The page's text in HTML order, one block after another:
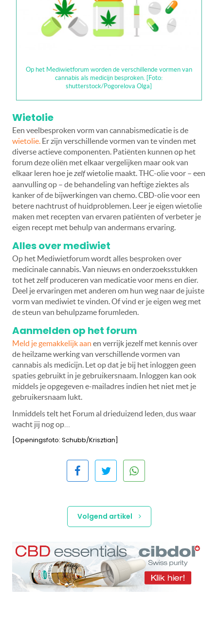
Op het Mediwietforum worden de verschillende vormen van
cannabis als medicijn besproken. [Foto:
shutterstock/Pogorelova Olga]
Wietolie
Een veelbesproken vorm van cannabismedicatie is de
wietolie. Er zijn verschillende vormen van te vinden met
diverse actieve componenten. Patiënten kunnen op het
forum deze oliën met elkaar vergelijken maar ook van
elkaar leren hoe jezelfwietolie maakt. THC-olie voor – een
aanvulling op – de behandeling van heftige ziektes als
kanker of de bijwerkingen van chemo. CBD-olie voor een
betere nachtrust of huidproblemen. Leer je eigen wietolie
maken met recepten van ervaren patiënten of verbeter je
eigen recept met behulp van andermans ervaring.
Alles over mediwiet
Op het Mediwietforum wordt alles besproken over
medicinale cannabis. Van nieuws en onderzoeksstukken
tot het zelf produceren van medicatie voor mens en dier.
Deel je ervaringen met anderen om hun weg naar de juiste
vorm van mediwiet te vinden. Of vind er je eigen weg met
de steun van behulpzame forumleden.
Aanmelden op het forum
Meld je gemakkelijk aan en verrijk jezelf met kennis over
de heilzame werking van verschillende vormen van
cannabis als medicijn. Let op dat je bij het inloggen geen
spaties gebruikt in je gebruikersnaam. Inloggen kan ook
middels je opgegeven e-mailadres indien het niet met je
gebruikersnaam lukt.
Inmiddels telt het Forum al drieduizend leden, dus waar
wacht jij nog op…
[Openingsfoto: Schubb/Krisztian]
Volgend artikel